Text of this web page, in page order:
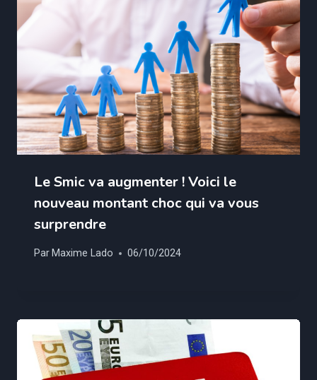
Le Smic va augmenter ! Voici le
nouveau montant choc qui va vous
surprendre
Par Maxime Lado 06/10/2024